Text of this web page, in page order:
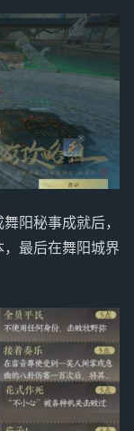
阳秘事成就后，
最后在舞阳城界